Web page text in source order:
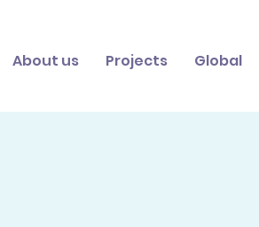
About us Projects Global